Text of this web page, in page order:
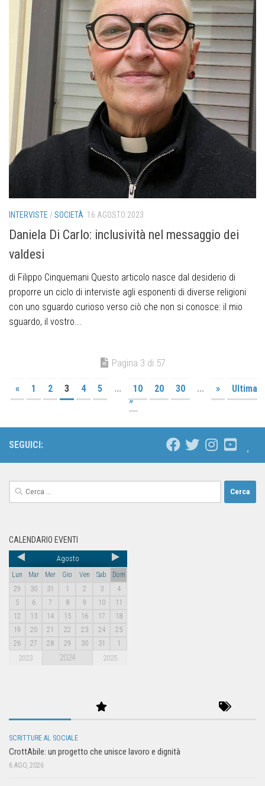
INTERVISTE /SOCIETÀ 16 AGOSTO 2023
Daniela Di Carlo: inclusività nel messaggio dei
valdesi
di Filippo Cinquemani Questo articolo nasce dal desiderio di
proporre un ciclo di interviste agli esponenti di diverse religioni
con uno sguardo curioso verso ciò che non si conosce: il mio
sguardo, il vostro...
Pagina 3 di 57
« 1 2 3 4 5 ... 10 20 30 ... »
Ultima
»
SEGUICI:
CALENDARIO EVENTI
Agosto
Lun Mar Mer Gio Ven Sab
Dom
29
30 31 1 2 3
4
5
6 7 8 9 10
11
12
13 14 15 16 17
18
19
20 21 22 23 24
25
26
27 28 29 30 31 1
2023 2024 2025
SCRITTURE AL SOCIALE
CrottAbile: un progetto che unisce lavoro e dignità
6 AGO, 2026